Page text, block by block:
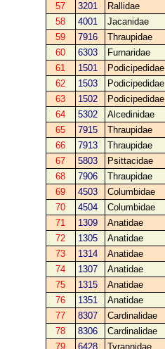
57
3201 Rallidae
58
4001 Jacanidae
59
7916 Thraupidae
60
6303 Furnaridae
61
1501 Podicipedidae
62
1503 Podicipedidae
63
1502 Podicipedidae
64
5302 Alcedinidae
65
7915 Thraupidae
66
7913 Thraupidae
67
5803 Psittacidae
68
7906 Thraupidae
69
4503 Columbidae
70
4504 Columbidae
71
1309 Anatidae
72
1305 Anatidae
73
1314 Anatidae
74
1307 Anatidae
75
1315 Anatidae
76
1351 Anatidae
77
8307 Cardinalidae
78
8306 Cardinalidae
79
6428 Tyrannidae